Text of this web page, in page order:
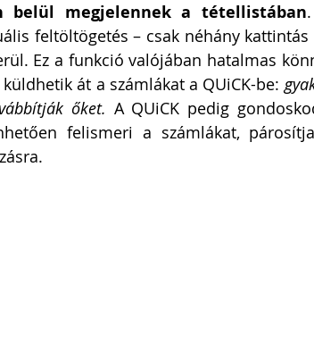
belül megjelennek a tétellistában
feltöltögetés – csak néhány kattintás
Ez a funkció valójában hatalmas
át a számlákat a QUiCK-be:
őket. A QUiCK pedig
felismeri a számlákat,